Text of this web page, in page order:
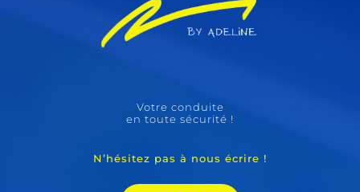
Votre conduite
en toute sécurité !
N’hésitez pas à nous écrire !